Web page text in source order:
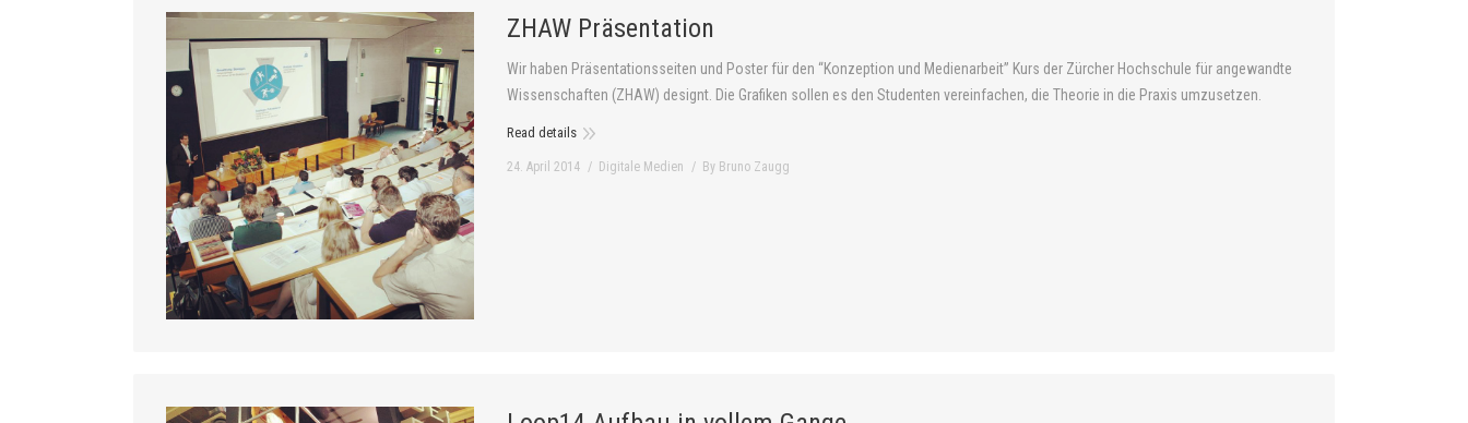
ZHAW Präsentation
Wir haben Präsentationsseiten und Poster für den “Konzeption und Medienarbeit” Kurs der Zürcher Hochschule für angewandte
Wissenschaften (ZHAW) designt. Die Grafiken sollen es den Studenten vereinfachen, die Theorie in die Praxis umzusetzen.
Read details
24. April 2014 Digitale Medien By Bruno Zaugg